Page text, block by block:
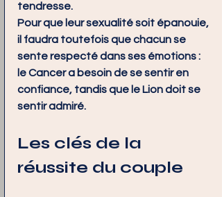
tendresse.
Pour que leur sexualité soit épanouie,
il faudra toutefois que chacun se
sente respecté dans ses émotions :
le Cancer a besoin de se sentir en
confiance, tandis que le Lion doit se
sentir admiré.
Les clés de la
réussite du couple